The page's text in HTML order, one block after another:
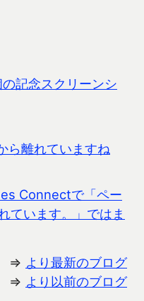
記念スクリーンシ
ら離れていますね
Connectで「ペー
ています。」ではま
⇒ より最新のブログ
⇒ より以前のブログ